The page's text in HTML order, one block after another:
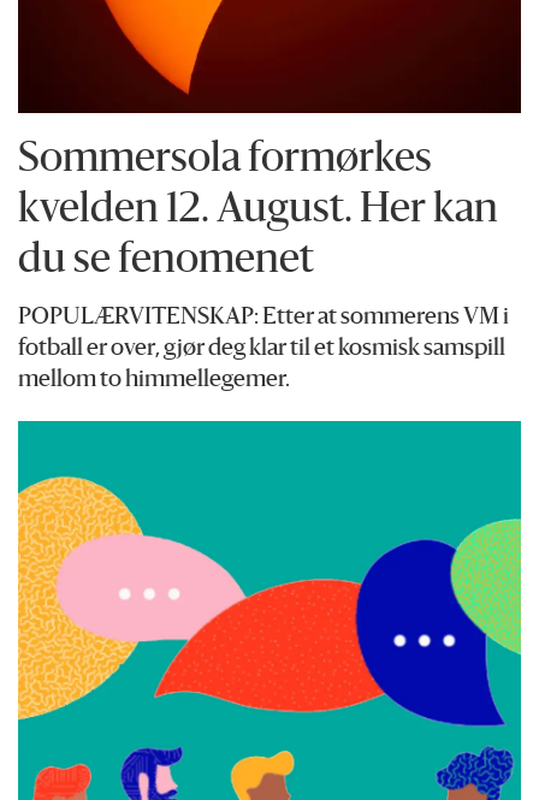
Sommersola formørkes
kvelden 12. August. Her kan
du se fenomenet
POPULÆRVITENSKAP: Etter at sommerens VM i
fotball er over, gjør deg klar til et kosmisk samspill
mellom to himmellegemer.